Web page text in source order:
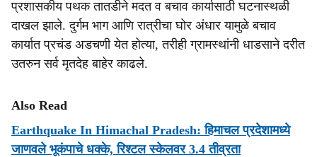
प्रशासकीय पथक तातडीने मदत व बचाव कार्यासाठी घटनास्थळी
दाखल झाले. दुर्गम भाग आणि रात्रीचा घोर अंधार यामुळे बचाव
कार्यात प्रचंड अडचणी येत होत्या, तरीही ग्रामस्थांनी धाडसाने दरीत
उतरुन सर्व मृतदेह बाहेर काढले.
Also Read
Earthquake In Himachal Pradesh: हिमाचल प्रदेशामध्ये
जाणवले भूकंपाचे धक्के, रिश्टल स्केलवर 3.4 तीव्रता